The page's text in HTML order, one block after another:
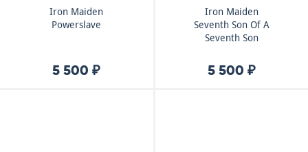
Iron Maiden
Powerslave
5 500 ₽
Iron Maiden
Seventh Son Of A
Seventh Son
5 500 ₽